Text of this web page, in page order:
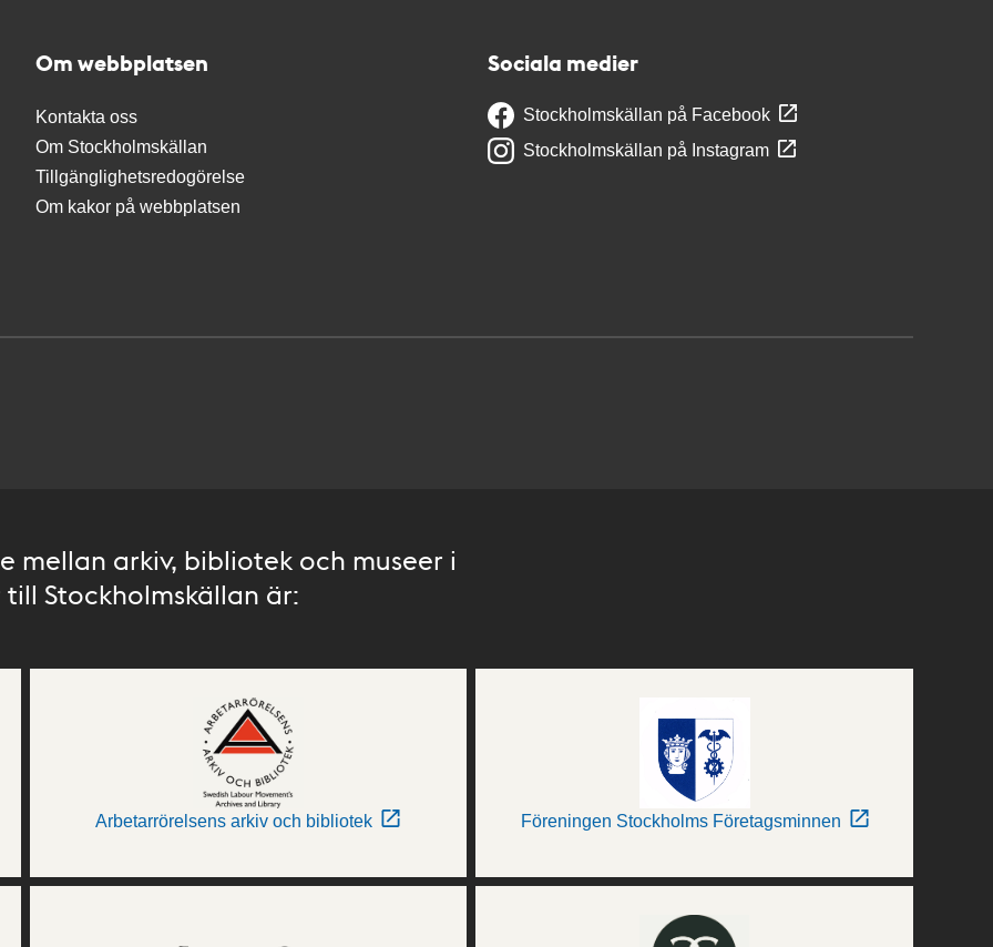
Om webbplatsen
Kontakta oss
Om Stockholmskällan
Tillgänglighetsredogörelse
Om kakor på webbplatsen
Sociala medier
Stockholmskällan på Facebook
Stockholmskällan på Instagram
mellan arkiv, bibliotek och museer i
Stockholmskällan är:
Arbetarrörelsens arkiv och bibliotek Föreningen Stockholms Företagsminnen